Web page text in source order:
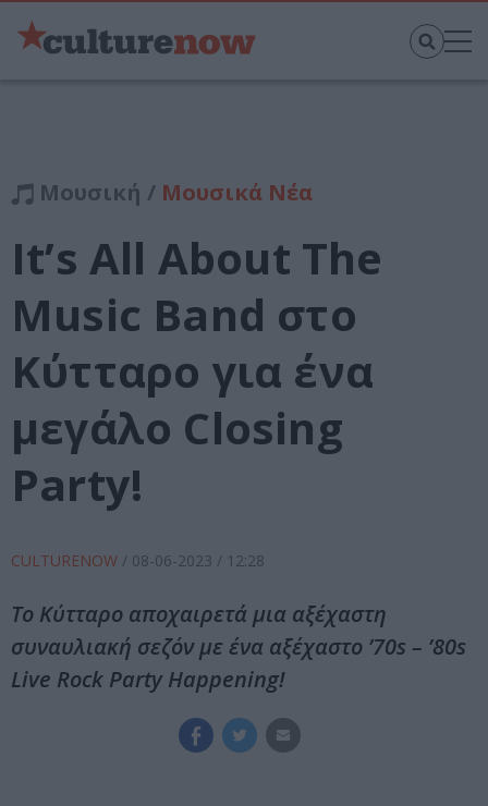
Μουσική / Μουσικά Νέα
It’s All About The
Music Band στο
Κύτταρο για ένα
μεγάλο Closing
Party!
CULTURENOW / 08-06-2023 / 12:28
Το Κύτταρο αποχαιρετά μια αξέχαστη
συναυλιακή σεζόν με ένα αξέχαστο ’70s – ’80s
Live Rock Party Happening!